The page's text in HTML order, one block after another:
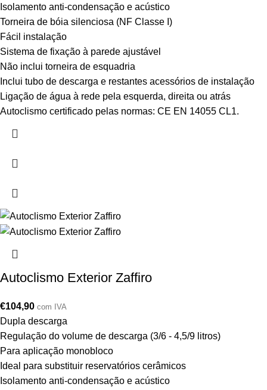
Isolamento anti-condensação e acústico
Torneira de bóia silenciosa (NF Classe I)
Fácil instalação
Sistema de fixação à parede ajustável
Não inclui torneira de esquadria
Inclui tubo de descarga e restantes acessórios de instalação
Ligação de água à rede pela esquerda, direita ou atrás
Autoclismo certificado pelas normas: CE EN 14055 CL1.
Autoclismo Exterior Zaffiro
€104,90 com IVA
Dupla descarga
Regulação do volume de descarga (3/6 - 4,5/9 litros)
Para aplicação monobloco
Ideal para substituir reservatórios cerâmicos
Isolamento anti-condensação e acústico